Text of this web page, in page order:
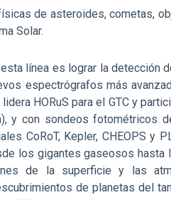
de asteroides, cometas,
Solar.
línea es lograr la detección
espectrógrafos más
HORuS para el GTC y
y con sondeos fotométricos
CoRoT, Kepler, CHEOPS y
los gigantes gaseosos hasta
de la superficie y las
de planetas del